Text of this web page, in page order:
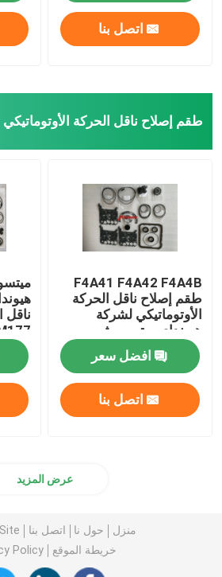
اتصل بنا
طقم إصلاح ناقل الحركة الأوتوماتيكي
F4A41 F4A42 F4A4B
طقم إصلاح ناقل الحركة
الأوتوماتيكي لشركة
هيونداي ميتسوبيشي
افضل سعر
اتصل بنا
عرض المزيد
منزل حول نا اتصل بنا
خريطة الموقع
Policy